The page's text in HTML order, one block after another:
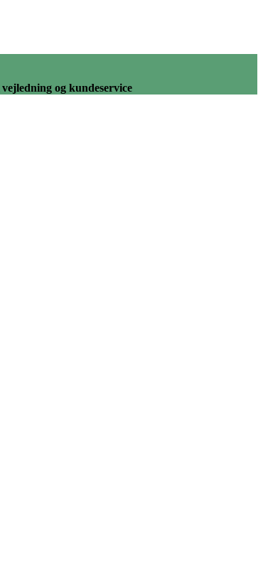
vejledning og kundeservice